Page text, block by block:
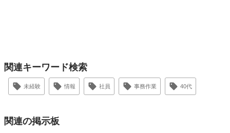
関連キーワード検索
未経験 情報 社員 事務作業 40代
関連の掲示板